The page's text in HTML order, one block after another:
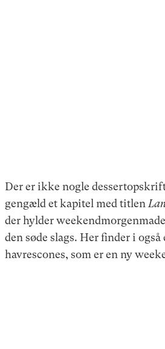
Der er ikke nogle
gengæld et kapitel med titlen
der hylder
den søde slags. Her finder i
havrescones, som er en ny